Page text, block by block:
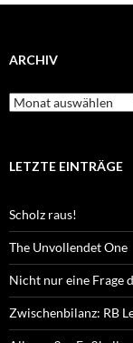
ARCHIV
Archiv
LETZTE EINTRÄGE
Scholz raus!
The Unvollendet One
Nicht nur eine Frage
Zwischenbilanz: RB